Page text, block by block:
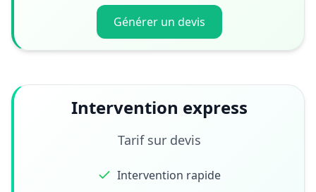
Générer un devis
Intervention express
Tarif sur devis
Intervention rapide